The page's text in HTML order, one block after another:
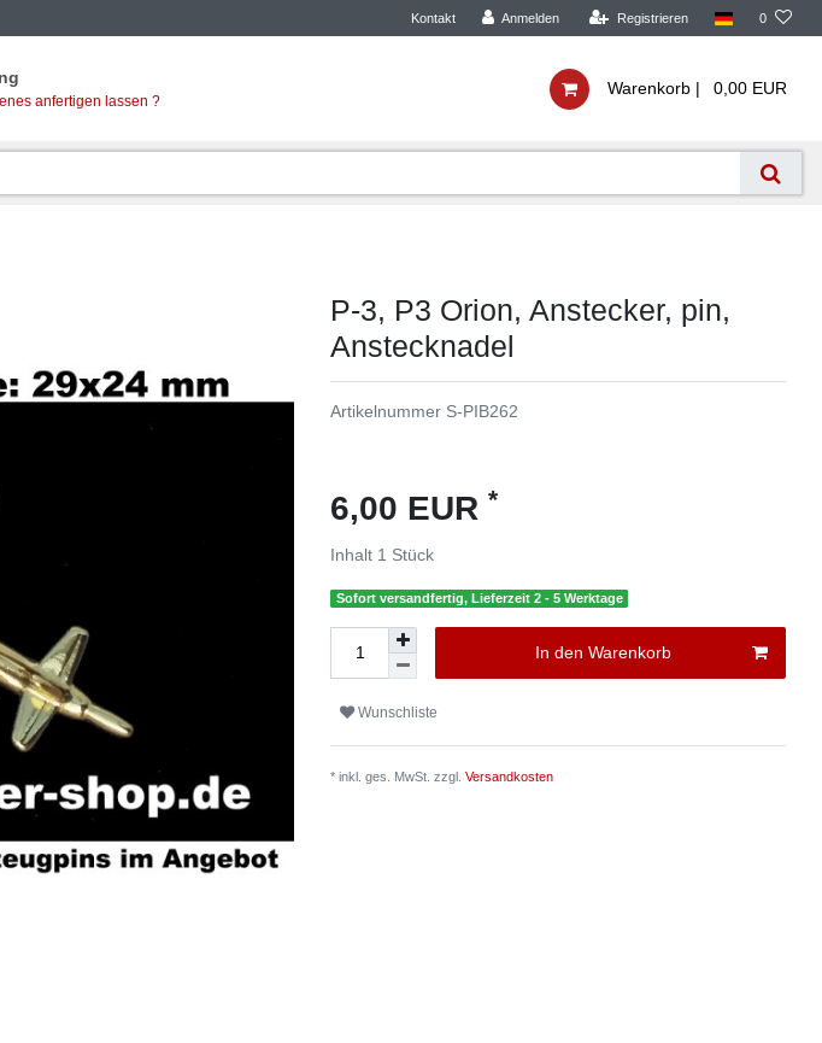
Kontakt Anmelden Registrieren 0
anfertigen lassen ?
Warenkorb | 0,00 EUR
P-3, P3 Orion, Anstecker, pin,
Anstecknadel
Artikelnummer S-PIB262
6,00 EUR *
Inhalt 1 Stück
Sofort versandfertig, Lieferzeit 2 - 5 Werktage
In den Warenkorb
Wunschliste
* inkl. ges. MwSt. zzgl.Versandkosten